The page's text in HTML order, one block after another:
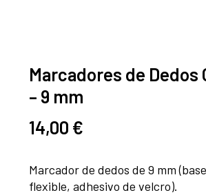
Marcadores de Dedos
– 9 mm
14,00 €
Marcador de dedos de 9 mm
flexible, adhesivo de velcro).